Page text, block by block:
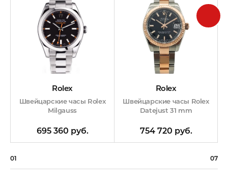
Rolex
Швейцарские часы Rolex
Milgauss
695 360 руб.
Rolex
Швейцарские часы Rolex
Datejust 31 mm
754 720 руб.
01 07